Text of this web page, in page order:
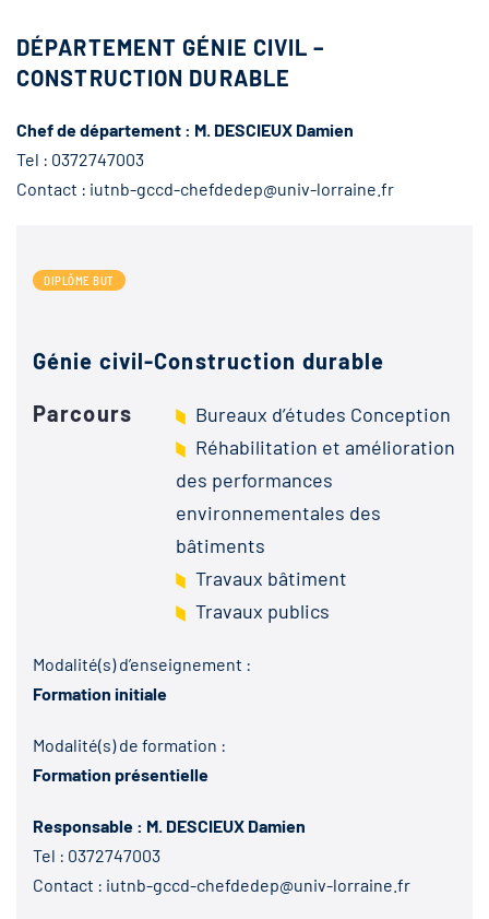
DÉPARTEMENT GÉNIE CIVIL –
CONSTRUCTION DURABLE
Chef de département : M. DESCIEUX Damien
Tel : 0372747003
Contact : iutnb-gccd-chefdedep@univ-lorraine.fr
DIPLÔME BUT
Génie civil-Construction durable
Parcours
Bureaux d’études Conception
Réhabilitation et amélioration
des performances
environnementales des
bâtiments
Travaux bâtiment
Travaux publics
Modalité(s) d’enseignement :
Formation initiale
Modalité(s) de formation :
Formation présentielle
Responsable : M. DESCIEUX Damien
Tel : 0372747003
Contact : iutnb-gccd-chefdedep@univ-lorraine.fr